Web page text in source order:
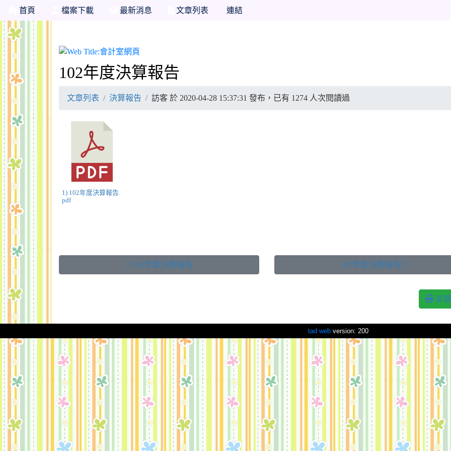
首頁 檔案下載 最新消息 文章列表 連結
102年度決算報告
文章列表 決算報告 訪客 於 2020-04-28 15:37:31 發布，已有 1274 人次閱讀過
1) 102年度決算報告.
pdf
 101年度決算報告 103年度決算報告 
友
tad web version: 200